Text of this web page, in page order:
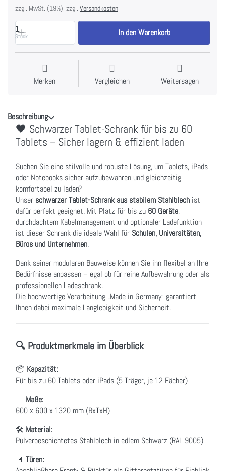
zzgl. MwSt. (19%), zzgl. Versandkosten
1
Stück In den Warenkorb
Merken Vergleichen Weitersagen
Beschreibung
🖤 Schwarzer Tablet-Schrank für bis zu 60
Tablets – Sicher lagern & effizient laden
Suchen Sie eine stilvolle und robuste Lösung, um Tablets, iPads
oder Notebooks sicher aufzubewahren und gleichzeitig
komfortabel zu laden?
Unser schwarzer Tablet-Schrank aus stabilem Stahlblech ist
dafür perfekt geeignet. Mit Platz für bis zu 60 Geräte,
durchdachtem Kabelmanagement und optionaler Ladefunktion
ist dieser Schrank die ideale Wahl für Schulen, Universitäten,
Büros und Unternehmen.
Dank seiner modularen Bauweise können Sie ihn flexibel an Ihre
Bedürfnisse anpassen – egal ob für reine Aufbewahrung oder als
professionellen Ladeschrank.
Die hochwertige Verarbeitung „Made in Germany“ garantiert
Ihnen dabei maximale Langlebigkeit und Sicherheit.
🔍 Produktmerkmale im Überblick
📦 Kapazität:
Für bis zu 60 Tablets oder iPads (5 Träger, je 12 Fächer)
📏 Maße:
600 x 600 x 1320 mm (BxTxH)
🛠 Material:
Pulverbeschichtetes Stahlblech in edlem Schwarz (RAL 9005)
🚪 Türen: